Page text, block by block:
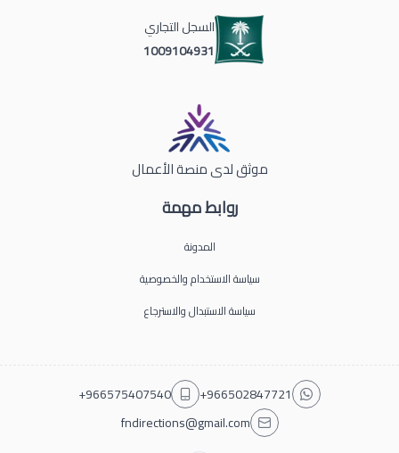
روابط مهمة
المدونة
سياسة الاستخدام والخصوصية
سياسة الاستبدال والاسترجاع
السجل التجاري
1009104931
موثق لدى منصة الأعمال
+966502847721
+966575407540
fndirections@gmail.com